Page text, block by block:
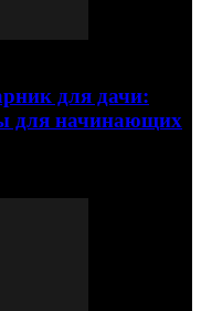
для дачи:
для начинающих